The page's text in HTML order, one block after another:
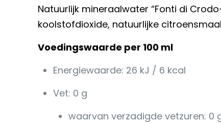
Natuurlijk mineraalwater “Fonti di
koolstofdioxide, natuurlijke
Voedingswaarde per 100 ml
Energiewaarde: 26 kJ / 6 kcal
Vet: 0 g
waarvan verzadigde vetzuren: 0